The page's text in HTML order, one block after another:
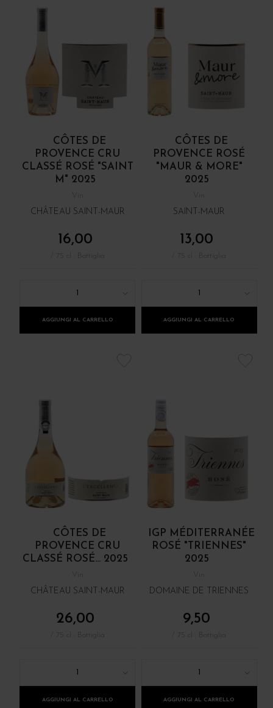
CÔTES DE
PROVENCE CRU
CLASSÉ ROSÉ "SAINT
M" 2025
CHÂTEAU SAINT-MAUR
16,00
1
AGGIUNGI AL CARRELLO
CÔTES DE
PROVENCE ROSÉ
"MAUR & MORE"
2025
SAINT-MAUR
13,00
1
AGGIUNGI AL CARRELLO
CÔTES DE
PROVENCE CRU
CLASSÉ ROSÉ... 2025
CHÂTEAU SAINT-MAUR
26,00
AGGIUNGI AL CARRELLO
IGP MÉDITERRANÉE
ROSÉ "TRIENNES"
2025
DOMAINE DE TRIENNES
9,50
AGGIUNGI AL CARRELLO